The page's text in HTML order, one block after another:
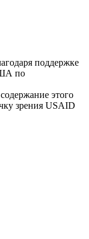
поддержке
по
этого
зрения USAID